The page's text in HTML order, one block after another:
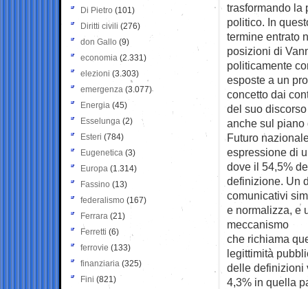
trasformando la
politico. In
termine entrato
posizioni di
politicamente
esposte a un
concetto dai
del suo
anche sul piano
Futuro
espressione di
dove il 54,5%
definizione. Un
comunicativi
e normalizza, e
meccanismo
che richiama
legittimità
delle definizioni
4,3% in quella
Di Pietro (101)
Diritti civili (276)
don Gallo (9)
economia (2.331)
elezioni (3.303)
emergenza (3.077)
Energia (45)
Esselunga (2)
Esteri (784)
Eugenetica (3)
Europa (1.314)
Fassino (13)
federalismo (167)
Ferrara (21)
Ferretti (6)
ferrovie (133)
finanziaria (325)
Fini (821)